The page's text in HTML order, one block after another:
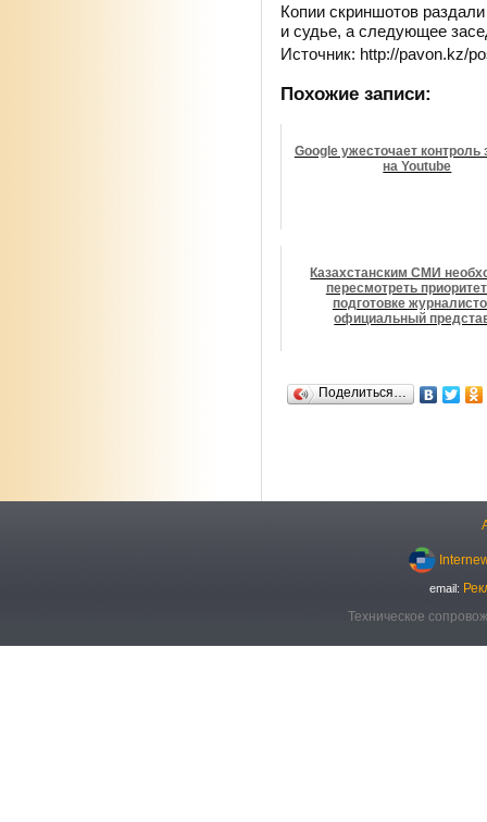
Копии скриншотов
и судье, а следующее
Источник: http://pavon.kz/
Похожие записи:
Google ужесточает контроль
на Youtube
Казахстанским СМИ
пересмотреть
подготовке
официальный
Поделиться…
email:
Техническое